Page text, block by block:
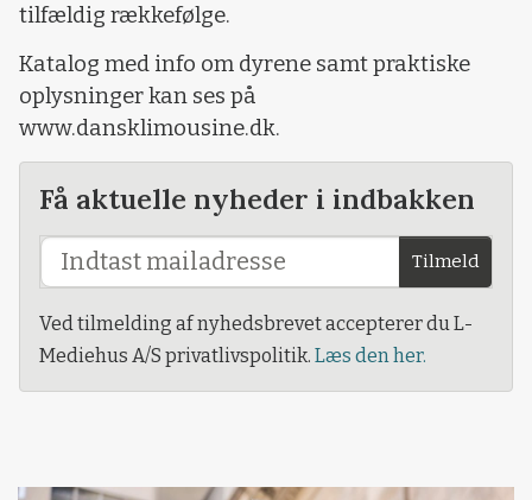
tilfældig rækkefølge.
Katalog med info om dyrene samt praktiske
oplysninger kan ses på
www.dansklimousine.dk.
Få aktuelle nyheder i indbakken
Tilmeld
Ved tilmelding af nyhedsbrevet accepterer du L-
Mediehus A/S privatlivspolitik. Læs den her.